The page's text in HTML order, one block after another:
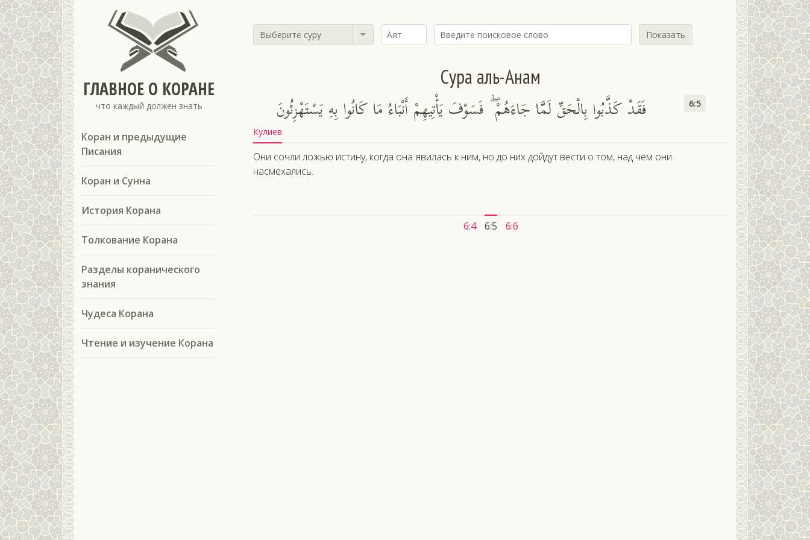
ГЛАВНОЕ О КОРАНЕ
что каждый должен знать
Коран и предыдущие
Писания
Коран и Сунна
История Корана
Толкование Корана
Разделы коранического
знания
Чудеса Корана
Чтение и изучение Корана
Выберите суру Показать
Сура аль-Анам
فَقَدْ كَذَّبُوا بِالْحَقِّ لَمَّا جَاءَهُمْ ۖ فَسَوْفَ يَأْتِيهِمْ أَنْبَاءُ مَا كَانُوا بِهِ يَسْتَهْزِئُونَ 6:5
Кулиев
Они сочли ложью истину, когда она явилась к ним, но до них дойдут вести о том, над чем они
насмехались.
6:4 6:5 6:6